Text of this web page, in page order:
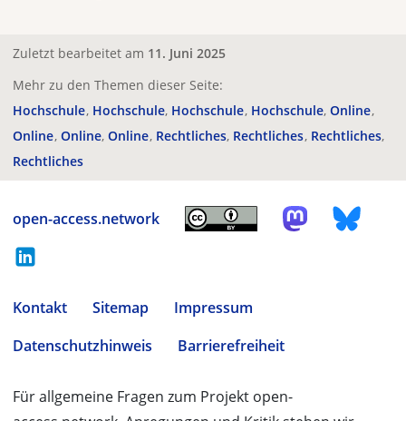
Zuletzt bearbeitet am 11. Juni 2025
Mehr zu den Themen dieser Seite:
Hochschule Hochschule Hochschule Hochschule Online
Online Online Online Rechtliches Rechtliches Rechtliches
Rechtliches
open-access.network
Kontakt Sitemap
Impressum
Datenschutzhinweis
Barrierefreiheit
Für allgemeine Fragen zum Projekt open-